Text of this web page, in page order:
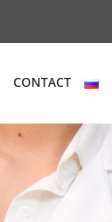
CONTACT